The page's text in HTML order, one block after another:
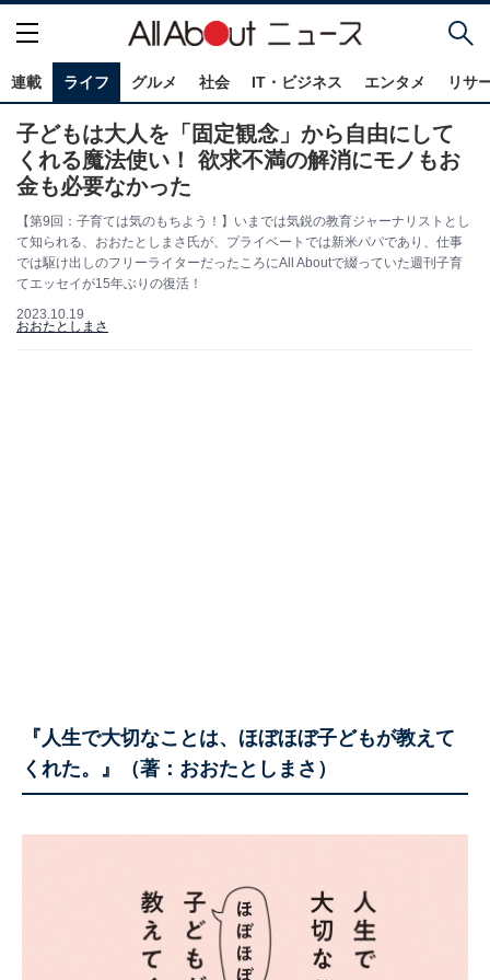
連載 ライフ グルメ 社会 IT・ビジネス エンタメ リサ
子どもは大人を「固定観念」から自由にして
くれる魔法使い！ 欲求不満の解消にモノもお
金も必要なかった
【第9回：子育ては気のもちよう！】いまでは気鋭の教育ジャーナリストとし
て知られる、おおたとしまさ氏が、プライベートでは新米パパであり、仕事
では駆け出しのフリーライターだったころにAll Aboutで綴っていた週刊子育
てエッセイが15年ぶりの復活！
2023.10.19
おおたとしまさ
『人生で大切なことは、ほぼほぼ子どもが教えて
くれた。』（著：おおたとしまさ）